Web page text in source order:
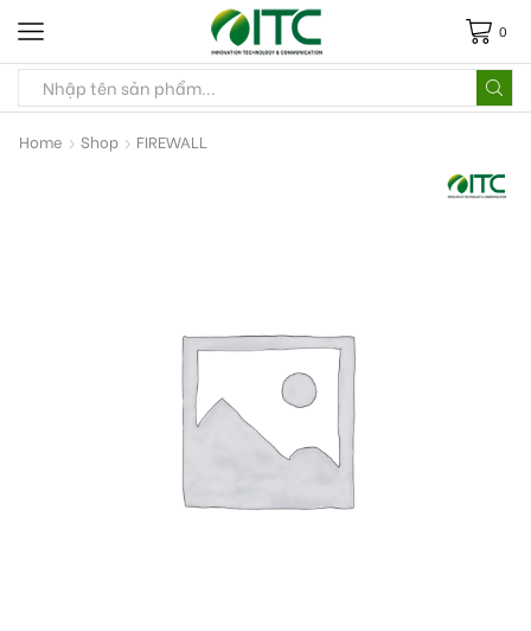
0
Home Shop FIREWALL